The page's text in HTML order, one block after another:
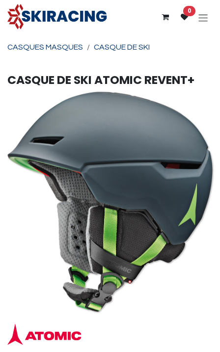
Se rendre au contenu
0
CASQUES MASQUES CASQUE DE SKI
CASQUE DE SKI ATOMIC REVENT+